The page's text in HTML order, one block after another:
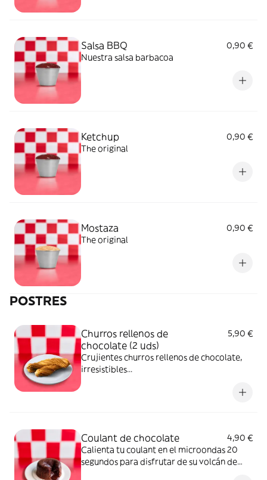
Salsa BBQ
0,90 €
Nuestra salsa barbacoa
Ketchup
0,90 €
The original
Mostaza
0,90 €
The original
POSTRES
Churros rellenos de
chocolate (2 uds)
5,90 €
Crujientes churros rellenos de chocolate,
irresistibles...
Coulant de chocolate
4,90 €
Calienta tu coulant en el microondas 20
segundos para disfrutar de su volcán de